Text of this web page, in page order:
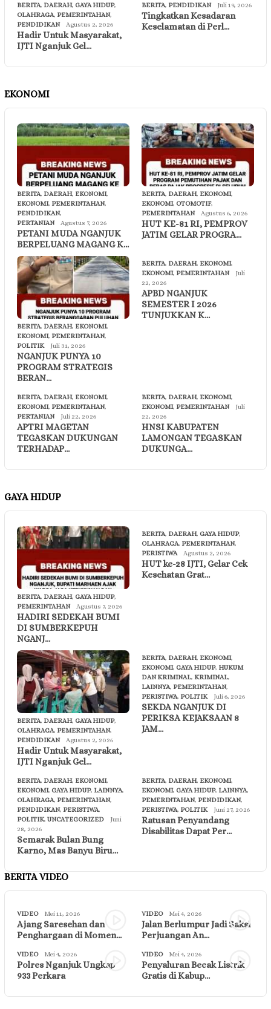
BERITA, DAERAH, GAYA HIDUP,
OLAHRAGA, PEMERINTAHAN,
PENDIDIKAN
Agustus 2, 2026
Hadir Untuk Masyarakat,
IJTI Nganjuk Gel…
BERITA, PENDIDIKAN Juli 19, 2026
Tingkatkan Kesadaran
Keselamatan di Perl…
EKONOMI
BERITA, DAERAH, EKONOMI,
EKONOMI, PEMERINTAHAN,
PENDIDIKAN,
PERTANIAN
Agustus 7, 2026
PETANI MUDA NGANJUK
BERPELUANG MAGANG K…
BERITA, DAERAH, EKONOMI,
EKONOMI, OTOMOTIF,
PEMERINTAHAN
Agustus 6, 2026
HUT KE-81 RI, PEMPROV
JATIM GELAR PROGRA…
BERITA, DAERAH, EKONOMI,
EKONOMI, PEMERINTAHAN,
POLITIK
Juli 31, 2026
NGANJUK PUNYA 10
PROGRAM STRATEGIS
BERAN…
BERITA, DAERAH, EKONOMI,
EKONOMI, PEMERINTAHAN
Juli
22, 2026
APBD NGANJUK
SEMESTER I 2026
TUNJUKKAN K…
BERITA, DAERAH, EKONOMI,
EKONOMI, PEMERINTAHAN,
PERTANIAN
Juli 22, 2026
APTRI MAGETAN
TEGASKAN DUKUNGAN
TERHADAP…
BERITA, DAERAH, EKONOMI,
EKONOMI, PEMERINTAHAN
Juli
22, 2026
HNSI KABUPATEN
LAMONGAN TEGASKAN
DUKUNGA…
GAYA HIDUP
BERITA, DAERAH, GAYA HIDUP,
PEMERINTAHAN
Agustus 7, 2026
HADIRI SEDEKAH BUMI
DI SUMBERKEPUH
NGANJ…
BERITA, DAERAH, GAYA HIDUP,
OLAHRAGA, PEMERINTAHAN,
PERISTIWA
Agustus 2, 2026
HUT ke-28 IJTI, Gelar Cek
Kesehatan Grat…
BERITA, DAERAH, GAYA HIDUP,
OLAHRAGA, PEMERINTAHAN,
PENDIDIKAN
Agustus 2, 2026
Hadir Untuk Masyarakat,
IJTI Nganjuk Gel…
BERITA, DAERAH, EKONOMI,
EKONOMI, GAYA HIDUP, HUKUM
DAN KRIMINAL, KRIMINAL,
LAINNYA, PEMERINTAHAN,
PERISTIWA, POLITIK Juli 6, 2026
SEKDA NGANJUK DI
PERIKSA KEJAKSAAN 8
JAM…
BERITA, DAERAH, EKONOMI,
EKONOMI, GAYA HIDUP, LAINNYA,
OLAHRAGA, PEMERINTAHAN,
PENDIDIKAN, PERISTIWA,
POLITIK, UNCATEGORIZED
Juni
28, 2026
Semarak Bulan Bung
Karno, Mas Banyu Biru…
BERITA, DAERAH, EKONOMI,
EKONOMI, GAYA HIDUP, LAINNYA,
PEMERINTAHAN, PENDIDIKAN,
PERISTIWA, POLITIK Juni 27, 2026
Ratusan Penyandang
Disabilitas Dapat Per…
BERITA VIDEO
VIDEO Mei 11, 2026
Ajang Saresehan dan
Penghargaan di Momen…
VIDEO Mei 4, 2026
Jalan Berlumpur Jadi Saksi
Perjuangan An…
VIDEO Mei 4, 2026
Polres Nganjuk Ungkap
933 Perkara
VIDEO Mei 4, 2026
Penyaluran Becak Listrik
Gratis di Kabup…